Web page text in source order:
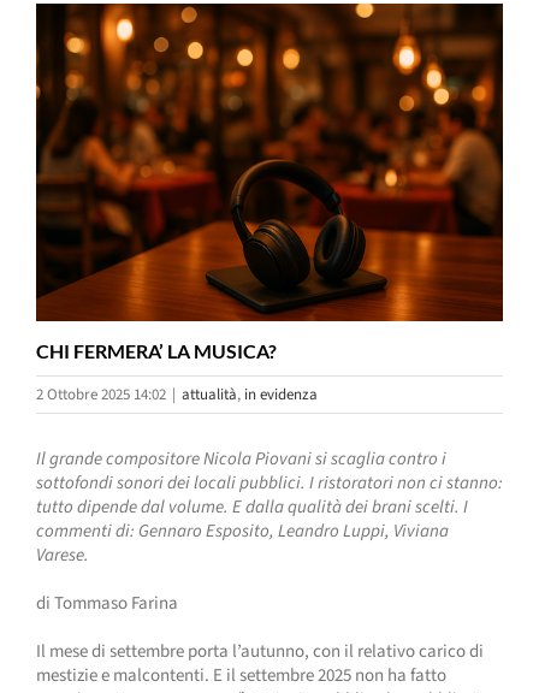
Ingrandisci
immagine
CHI FERMERA’ LA MUSICA?
2 Ottobre 2025 14:02 | attualità, in evidenza
Il grande compositore Nicola Piovani si scaglia contro i
sottofondi sonori dei locali pubblici. I ristoratori non ci stanno:
tutto dipende dal volume. E dalla qualità dei brani scelti. I
commenti di: Gennaro Esposito, Leandro Luppi, Viviana
Varese.
di Tommaso Farina
Il mese di settembre porta l’autunno, con il relativo carico di
mestizie e malcontenti. E il settembre 2025 non ha fatto